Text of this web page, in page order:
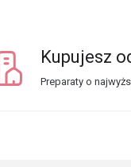
Kupujesz
Preparaty o